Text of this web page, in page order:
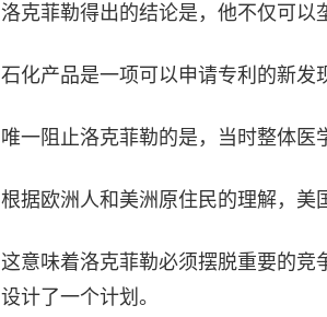
洛克菲勒得出的结论是，他不仅可以
石化产品是一项可以申请专利的新发
唯一阻止洛克菲勒的是，当时整体医
根据欧洲人和美洲原住民的理解，美
这意味着洛克菲勒必须摆脱重要的竞
设计了一个计划。